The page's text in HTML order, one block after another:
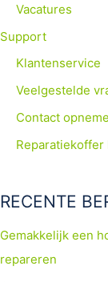
Vacatures
Support
Klantenservice
Veelgestelde
Contact
Reparatiekoffer
RECENTE
Gemakkelijk een
repareren